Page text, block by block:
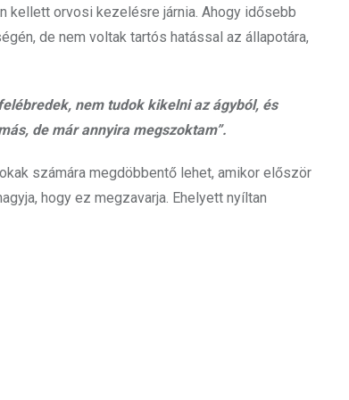
kellett orvosi kezelésre járnia. Ahogy idősebb
de nem voltak tartós hatással az állapotára,
nem tudok kikelni az ágyból, és
de már annyira megszoktam”.
számára megdöbbentő lehet, amikor először
hogy ez megzavarja. Ehelyett nyíltan